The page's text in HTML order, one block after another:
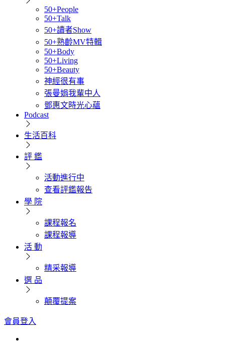
50+People
50+Talk
50+讀者Show
50+熟齡MV特輯
50+Body
50+Living
50+Beauty
神經很有事
張曼娟我輩中人
鄧惠文時光心蘊
Podcast
生活百科
評 鑑
活動進行中
查看評鑑報告
學 院
課程報名
課程報導
活 動
精采報導
選 品
顛覆提案
會員登入